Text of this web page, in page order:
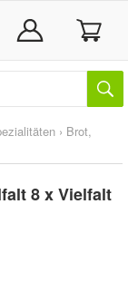
› Brot,
8 x Vielfalt